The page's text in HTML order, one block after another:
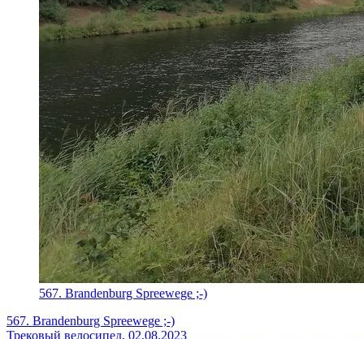
567. Brandenburg Spreewege ;-)
567. Brandenburg Spreewege ;-)
Трековый велосипед, 02.08.2023